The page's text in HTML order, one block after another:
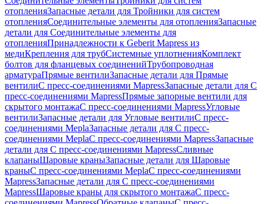
отопленияЗапасные детали для Тройники для систем
отопленияСоединительные элементы для отопленияЗапасные
детали для Соединительные элементы для
отопленияПринадлежности к Geberit Mapress из
медиКрепления для трубСистемные уплотненияКомплект
болтов для фланцевых соединенийТрубопроводная
арматураПрямые вентилиЗапасные детали для Прямые
вентилиС пресс-соединениями MapressЗапасные детали для С
пресс-соединениями MapressПрямые запорные вентили для
скрытого монтажаС пресс-соединениями MapressУгловые
вентилиЗапасные детали для Угловые вентилиС пресс-
соединениями MeplaЗапасные детали для С пресс-
соединениями MeplaС пресс-соединениями MapressЗапасные
детали для С пресс-соединениями MapressСливные
клапаныШаровые краныЗапасные детали для Шаровые
краныС пресс-соединениями MeplaС пресс-соединениями
MapressЗапасные детали для С пресс-соединениями
MapressШаровые краны для скрытого монтажаС пресс-